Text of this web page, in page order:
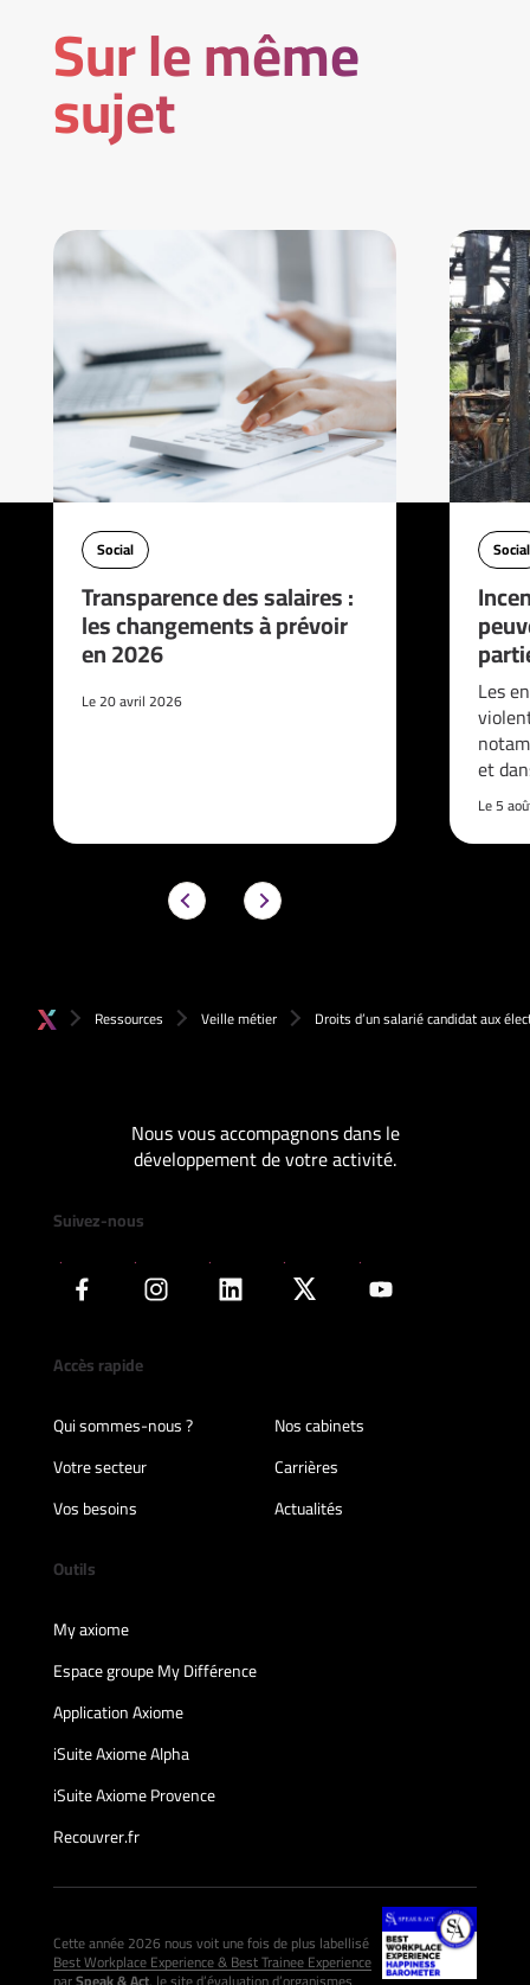
Sur le même
sujet
Social
Transparence des salaires :
les changements à prévoir
en 2026
Le 20 avril 2026
Social
Les
et
Le 5
Ressources Veille métier Droits d’un salarié candidat aux
Nous vous accompagnons dans le
développement de votre activité.
Suivez-nous
Accès rapide
Qui sommes-nous ?
Nos cabinets
Votre secteur
Carrières
Vos besoins
Actualités
Outils
My axiome
Espace groupe My Différence
Application Axiome
iSuite Axiome Alpha
iSuite Axiome Provence
Recouvrer.fr
Cette année 2026 nous voit une fois de plus labellisé
Best Workplace Experience & Best Trainee Experience